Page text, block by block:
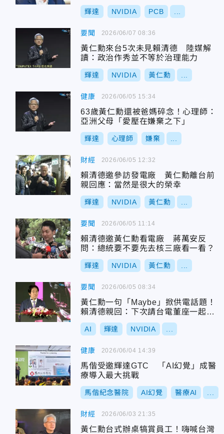
輝達 NVIDIA PCB
要聞
黃仁勳來台5次未見賴清德 陸媒解
讀：政治作秀並不等於治理能力
輝達 NVIDIA 黃仁勳
2026/06/07 08:36
健康
63歲黃仁勳還被爸媽碎念！心理師：
亞洲父母「愛壓在嫌棄之下」
輝達 心理師 嫌棄
2026/06/05 15:34
財經
賴清德邀參訪發電廠 黃仁勳離台前
親回應：當然是很大的榮幸
輝達 NVIDIA 黃仁勳
2026/06/05 12:32
要聞
賴清德邀黃仁勳看電廠 蔣萬安反
問：總統要不要先去核三廠看一看？
輝達 NVIDIA 黃仁勳
2026/06/05 11:14
要聞
黃仁勳一句「Maybe」掀供電話題！
賴清德親回：下次請台電董座一起吃
飯
AI 輝達 NVIDIA
2026/06/05 08:34
健康
馬偕受邀輝達GTC 「AI幻覺」成醫
療導入最大挑戰
馬偕紀念醫院 AI幻覺 醫療AI
2026/06/04 14:39
財經
黃仁勳台式辦桌犒賞員工！嗨喊台灣
2026/06/03 21:35